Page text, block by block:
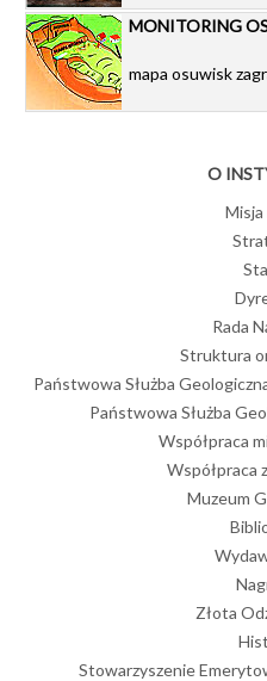
MONITORING
mapa osuwisk
O
Misja
Rada
Struktura
Państwowa Służba
Państwowa Służba
Współpraca
Współpraca
Muzeum
Złota
Stowarzyszenie